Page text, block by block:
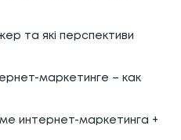
та які перспективи
маркетинге – как
интернет-маркетинга +